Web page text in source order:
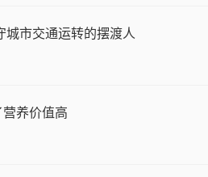
城市交通运转的摆渡人
养价值高